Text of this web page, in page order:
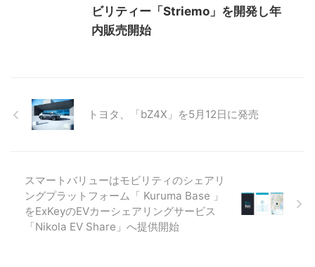
ビリティー「Striemo」を開発し年
内販売開始
トヨタ、「bZ4X」を5月12日に発売
スマートバリューはモビリティのシェアリ
ングプラットフォーム「 Kuruma Base 」
をExKeyのEVカーシェアリングサービス
「Nikola EV Share」へ提供開始